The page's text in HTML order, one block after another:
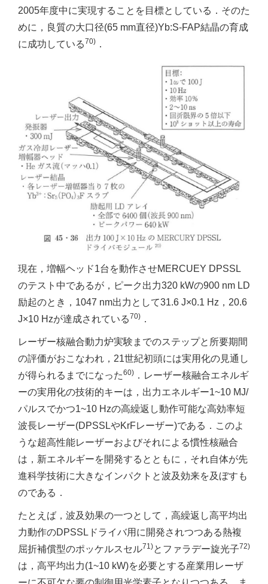
2005年度中に実現することを目標としている．そのた
めに，良質の大口径(65 mm直径)Yb:S-FAP結晶の育成
に成功している70) ．
現在，増幅ヘッド1台を動作させMERCUEY DPSSL
のテスト中であるが，ピーク出力320 kWの900 nm LD
励起のとき，1047 nm出力として31.6 J×0.1 Hz，20.6
J×10 Hzが達成されている70) ．
レーザー核融合動力炉実験までのステップと所要期間
の評価がおこなわれ，21世紀初頭には実用化の見通し
が得られるまでになった60) ．レーザー核融合エネルギ
ーの実用化の技術的キーは，出力エネルギー1~10 MJ/
パルスでかつ1~10 Hzの高繰返し動作可能な高効率短
波長レーザー(DPSSLやKrFレーザー)である．このよ
うな超高性能レーザーおよびそれによる慣性核融合
は，新エネルギーを開発するとともに，それ自体が先
進科学技術に大きなインパクトと波及効来を及ぼすも
のである．
たとえば，波及効果の一つとして，高繰返し高平均出
力動作のDPSSLドライバ用に開発されつつある熱複
屈折補償型のポッケルスセル71)とファラデー旋光子72)
は，高平均出力(1~10 kW)を必要とする産業用レーザ